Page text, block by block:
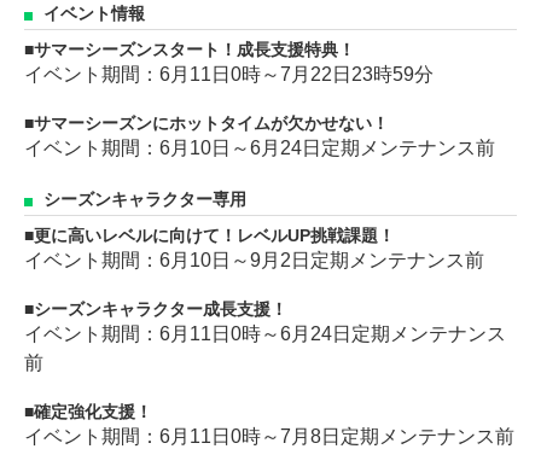
イベント情報
サマーシーズンスタート！成長支援特典！
イベント期間：6月11日0時～7月22日23時59分
サマーシーズンにホットタイムが欠かせない！
イベント期間：6月10日～6月24日定期メンテナンス前
シーズンキャラクター専用
更に高いレベルに向けて！レベルUP挑戦課題！
イベント期間：6月10日～9月2日定期メンテナンス前
シーズンキャラクター成長支援！
イベント期間：6月11日0時～6月24日定期メンテナンス
前
確定強化支援！
イベント期間：6月11日0時～7月8日定期メンテナンス前